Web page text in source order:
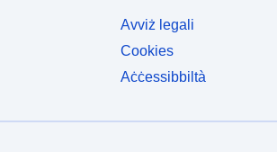
Avviż legali
Cookies
Aċċessibbiltà